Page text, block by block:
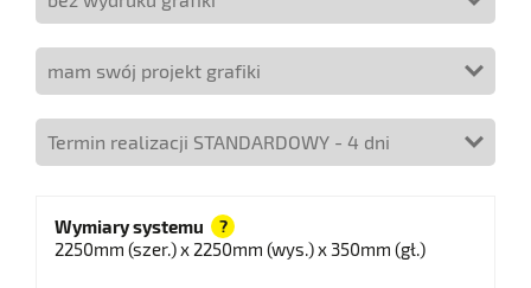
Wymiary systemu ?
2250mm (szer.) x 2250mm (wys.) x 350mm (gł.)